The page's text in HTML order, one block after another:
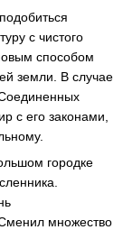
с чистого
способом
земли. В случае
с его законами,
.
городке
множество